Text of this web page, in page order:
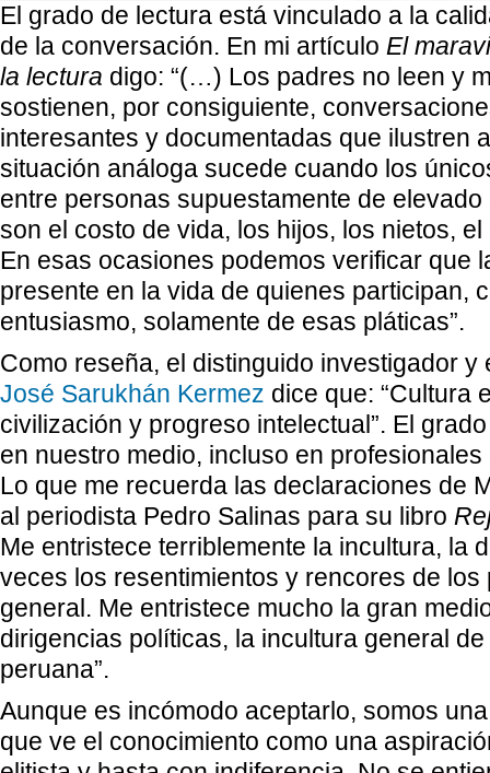
El grado de lectura está vinculado a la
de la conversación. En mi artículo El
la lectura digo: “(…) Los padres no leen y
sostienen, por consiguiente,
interesantes y documentadas que ilustren
situación análoga sucede cuando los
entre personas supuestamente de
son el costo de vida, los hijos, los nietos,
En esas ocasiones podemos verificar que
presente en la vida de quienes participan,
entusiasmo, solamente de esas pláticas”.
Como reseña, el distinguido investigador y
José Sarukhán Kermez dice que: “Cultura
civilización y progreso intelectual”. El grado
en nuestro medio, incluso en
Lo que me recuerda las declaraciones de
al periodista Pedro Salinas para su libro
Me entristece terriblemente la incultura, la
veces los resentimientos y rencores de los
general. Me entristece mucho la gran
dirigencias políticas, la incultura general
peruana”.
Aunque es incómodo aceptarlo, somos
que ve el conocimiento como una